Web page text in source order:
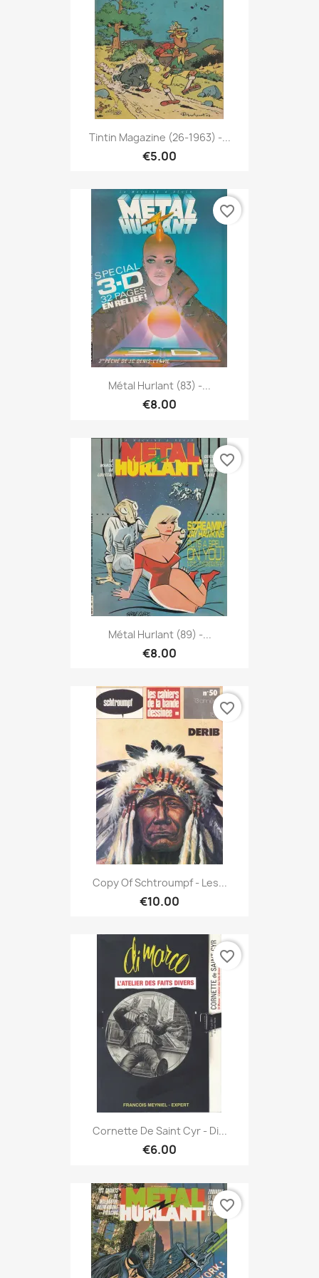
Tintin Magazine (26-1963) -...
€5.00
Métal Hurlant (83) -...
€8.00
favorite_border
Métal Hurlant (89) -...
€8.00
favorite_border
Copy Of Schtroumpf - Les...
€10.00
favorite_border
Cornette De Saint Cyr - Di...
€6.00
favorite_border
favorite_border